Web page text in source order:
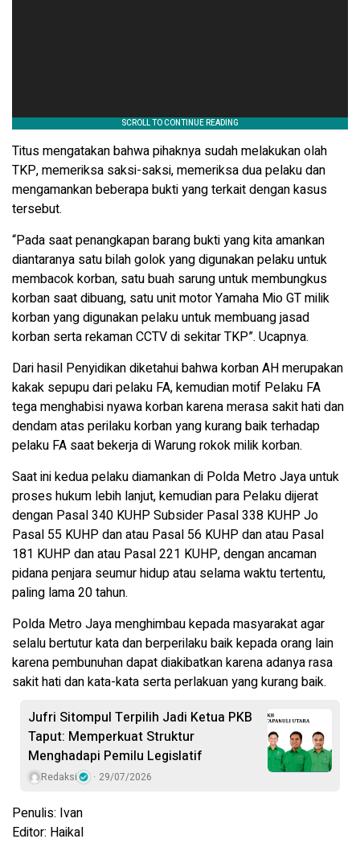
Titus mengatakan bahwa pihaknya sudah melakukan olah
TKP, memeriksa saksi-saksi, memeriksa dua pelaku dan
mengamankan beberapa bukti yang terkait dengan kasus
tersebut.
“Pada saat penangkapan barang bukti yang kita amankan
diantaranya satu bilah golok yang digunakan pelaku untuk
membacok korban, satu buah sarung untuk membungkus
korban saat dibuang, satu unit motor Yamaha Mio GT milik
korban yang digunakan pelaku untuk membuang jasad
korban serta rekaman CCTV di sekitar TKP”. Ucapnya.
Dari hasil Penyidikan diketahui bahwa korban AH merupakan
kakak sepupu dari pelaku FA, kemudian motif Pelaku FA
tega menghabisi nyawa korban karena merasa sakit hati dan
dendam atas perilaku korban yang kurang baik terhadap
pelaku FA saat bekerja di Warung rokok milik korban.
Saat ini kedua pelaku diamankan di Polda Metro Jaya untuk
proses hukum lebih lanjut, kemudian para Pelaku dijerat
dengan Pasal 340 KUHP Subsider Pasal 338 KUHP Jo
Pasal 55 KUHP dan atau Pasal 56 KUHP dan atau Pasal
181 KUHP dan atau Pasal 221 KUHP, dengan ancaman
pidana penjara seumur hidup atau selama waktu tertentu,
paling lama 20 tahun.
Polda Metro Jaya menghimbau kepada masyarakat agar
selalu bertutur kata dan berperilaku baik kepada orang lain
karena pembunuhan dapat diakibatkan karena adanya rasa
sakit hati dan kata-kata serta perlakuan yang kurang baik.
Jufri Sitompul Terpilih Jadi Ketua PKB
Taput: Memperkuat Struktur
Menghadapi Pemilu Legislatif
Redaksi 29/07/2026
Penulis: Ivan
Editor: Haikal